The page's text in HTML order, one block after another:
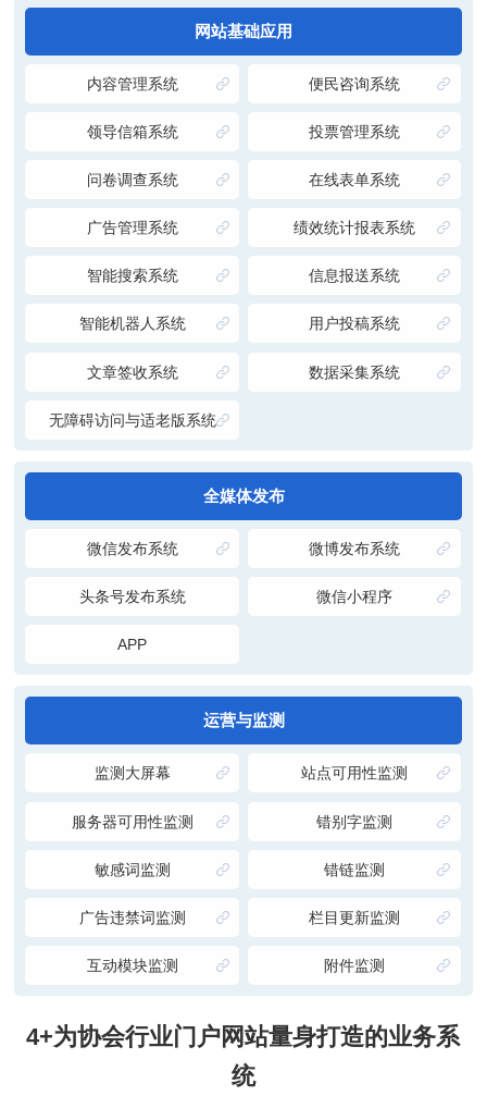
网站基础应用
内容管理系统 便民咨询系统
领导信箱系统 投票管理系统
问卷调查系统 在线表单系统
广告管理系统 绩效统计报表系统
智能搜索系统 信息报送系统
智能机器人系统 用户投稿系统
文章签收系统 数据采集系统
无障碍访问与适老版系统
全媒体发布
微信发布系统 微博发布系统
头条号发布系统 微信小程序
APP
运营与监测
监测大屏幕 站点可用性监测
服务器可用性监测 错别字监测
敏感词监测 错链监测
广告违禁词监测 栏目更新监测
互动模块监测 附件监测
4+为协会行业门户网站量身打造的业务系
统